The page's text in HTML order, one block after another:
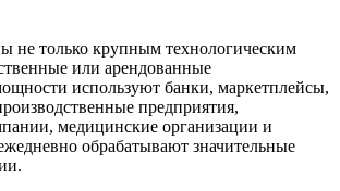
не только крупным технологическим
или арендованные
используют банки, маркетплейсы,
предприятия,
медицинские организации и
обрабатывают значительные